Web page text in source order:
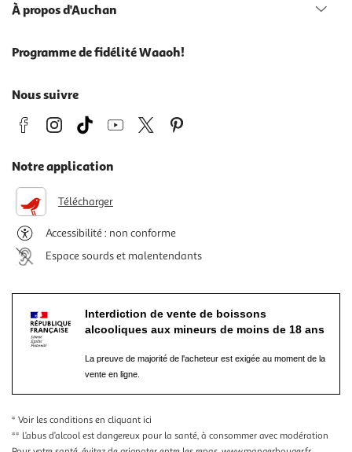
À propos d'Auchan
Programme de fidélité Waaoh!
Nous suivre
Notre application
Télécharger
Accessibilité : non conforme
Espace sourds et malentendants
Interdiction de vente de boissons
alcooliques aux mineurs de moins de 18 ans
La preuve de majorité de l'acheteur est exigée au moment de la
vente en ligne.
* Voir les conditions en cliquant ici
** L’abus d’alcool est dangereux pour la santé, à consommer avec modération